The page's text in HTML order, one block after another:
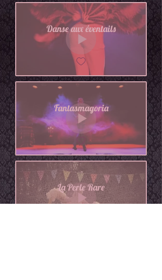
Danse aux éventails
Fantasmagoria
La Perle Rare